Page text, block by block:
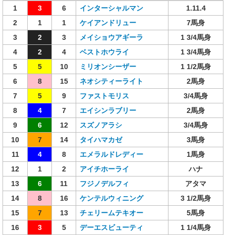
1 3 6 インターシャルマン
1.11.4
2
1 1 ケイアンドリュー
7馬身
3
2 3 メイショウアギーラ
1 3/4馬身
4
2 4 ベストホウライ
1 3/4馬身
5
5 10 ミリオンシーザー
1 1/2馬身
6
8 15 ネオシティーライト
2馬身
7
5 9 ファストモリス
3/4馬身
8
4 7 エイシンラブリー
2馬身
9
6 12 スズノアラシ
3/4馬身
10
7 14 タイハマカゼ
3馬身
11
4 8 エメラルドレディー
1馬身
12
1 2 アイチホーライ
ハナ
13
6 11 フジノデルフィ
アタマ
14
8 16 ケンテルウィニング
3 1/2馬身
15
7 13 チェリームテキオー
5馬身
16
3 5 デーエスビューティ 1 1/4馬身